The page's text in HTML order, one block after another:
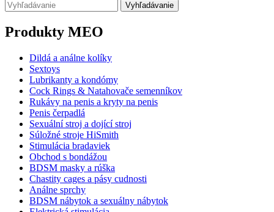
Vyhľadávanie
Produkty MEO
Dildá a análne kolíky
Sextoys
Lubrikanty a kondómy
Cock Rings & Natahovače semenníkov
Rukávy na penis a kryty na penis
Penis čerpadlá
Sexuální stroj a dojící stroj
Súložné stroje HiSmith
Stimulácia bradaviek
Obchod s bondážou
BDSM masky a rúška
Chastity cages a pásy cudnosti
Análne sprchy
BDSM nábytok a sexuálny nábytok